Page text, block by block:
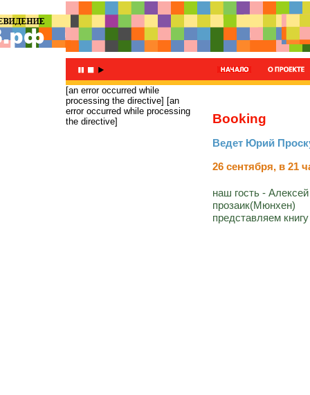
[an error occurred while
processing the directive] [an
error occurred while processing
the directive]
Booking
Ведет Юрий
26 сентября, в 21
наш гость -
прозаик(Мюнхен)
представляем